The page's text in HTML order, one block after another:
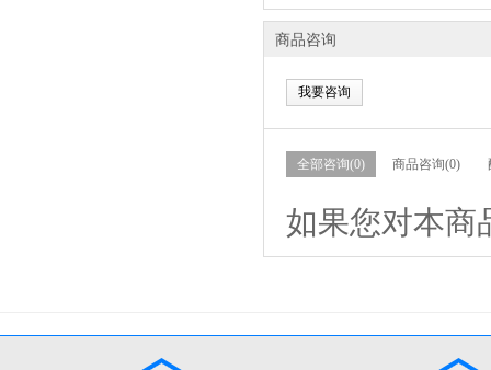
商品咨询
我要咨询
全部咨询(0) 商品咨询(0)
如果您对本商